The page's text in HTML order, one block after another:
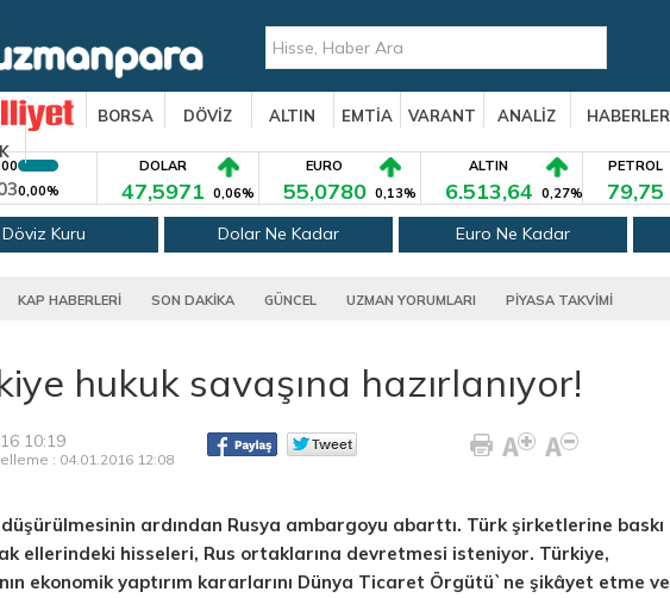
BORSA DÖVİZ ALTIN EMTİA VARANT ANALİZ HABERLER
0,00%
DOLAR
47,5971 0,06%
EURO
55,0780 0,13%
ALTIN
6.513,64 0,27%
PETROL
79,75
Döviz Kuru Dolar Ne Kadar Euro Ne Kadar
KAP HABERLERİ SON DAKİKA GÜNCEL UZMAN YORUMLARI PİYASA TAKVİMİ
hukuk savaşına hazırlanıyor!
10:19
: 04.01.2016 12:08
düşürülmesinin ardından Rusya ambargoyu abarttı. Türk şirketlerine baskı
ellerindeki hisseleri, Rus ortaklarına devretmesi isteniyor. Türkiye,
ekonomik yaptırım kararlarını Dünya Ticaret Örgütü`ne şikâyet etme ve